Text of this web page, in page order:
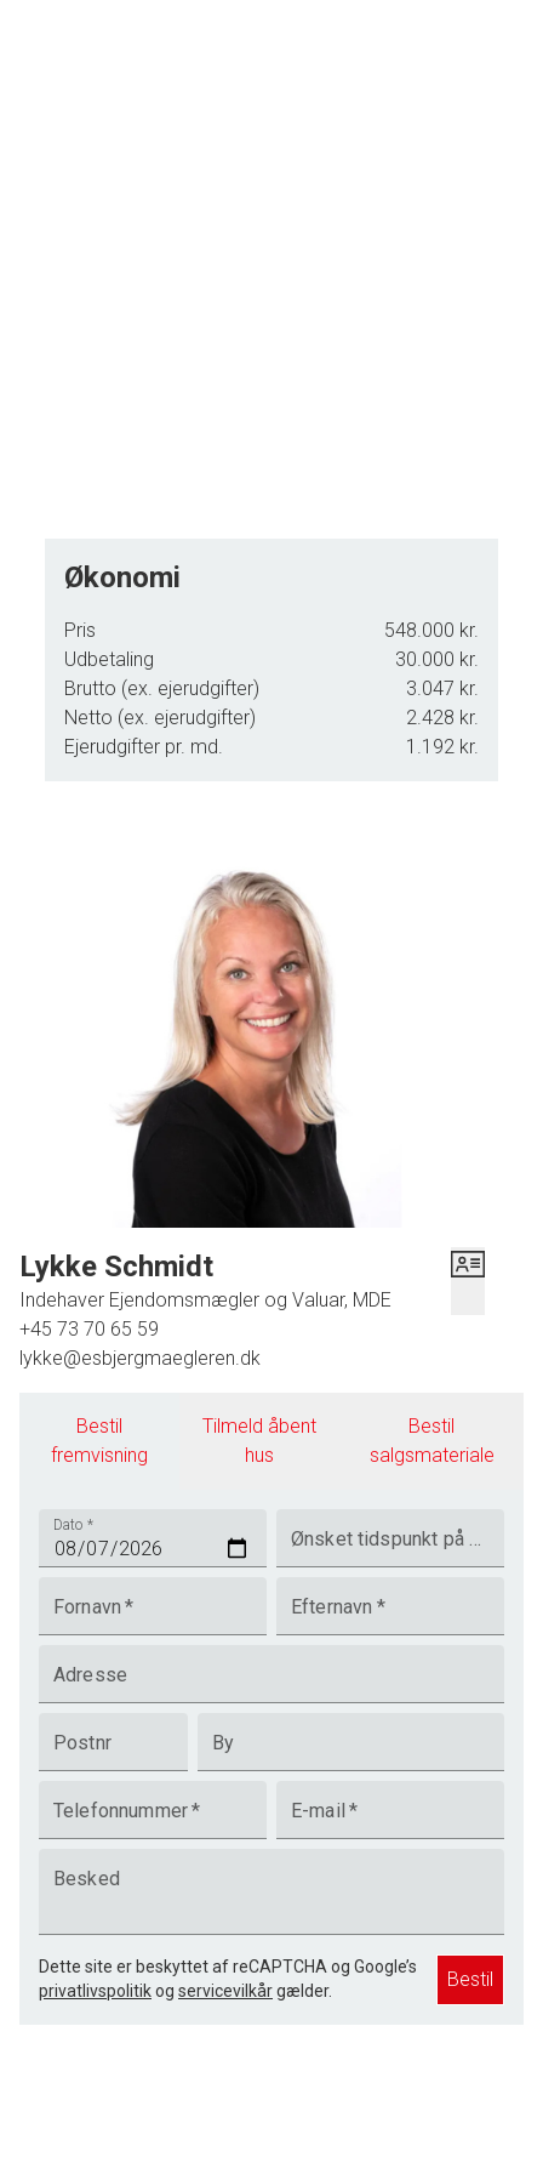
Økonomi
Pris
548.000 kr.
Udbetaling
30.000 kr.
Brutto (ex. ejerudgifter)
3.047 kr.
Netto (ex. ejerudgifter)
2.428 kr.
Ejerudgifter pr. md.
1.192 kr.
Lykke Schmidt
Indehaver Ejendomsmægler og Valuar, MDE
+45 73 70 65 59
lykke@esbjergmaegleren.dk
Bestil
fremvisning
Tilmeld åbent
hus
Bestil
salgsmateriale
Dato *
Ønsket tidspunkt på dagen
Fornavn * Efternavn *
Adresse
Postnr By
Telefonnummer* E-mail *
Besked
Dette site er beskyttet af reCAPTCHA og Google’s
privatlivspolitikog servicevilkårgælder. Bestil